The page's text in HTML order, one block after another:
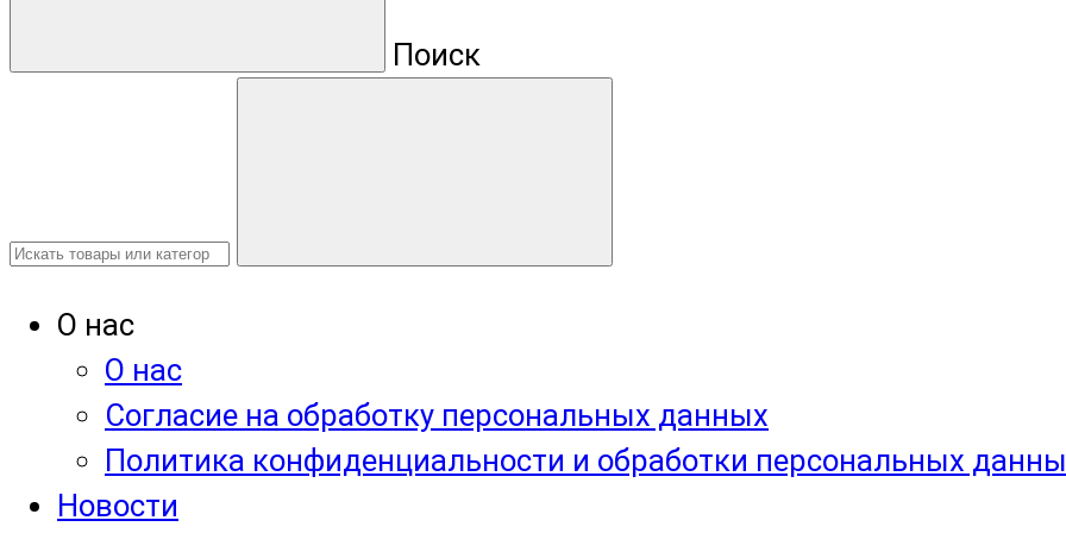
Поиск
О нас
О нас
Согласие на обработку персональных данных
Политика конфиденциальности и обработки персональных
Новости